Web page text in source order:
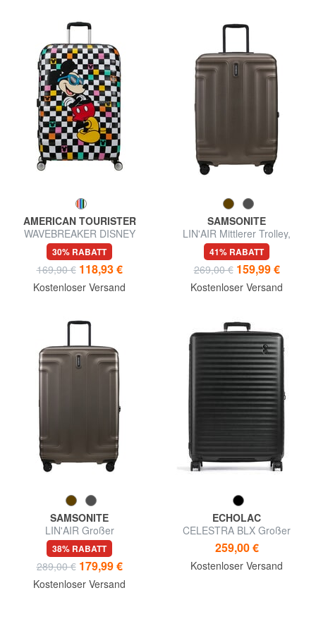
AMERICAN TOURISTER
WAVEBREAKER DISNEY
Großer Trolley
30% RABATT
169,90 € 118,93 €
Kostenloser Versand
SAMSONITE
LIN'AIR Mittlerer Trolley,
ausziehbar
41% RABATT
269,00 € 159,99 €
Kostenloser Versand
SAMSONITE
LIN'AIR Großer
Einkaufswagen
38% RABATT
289,00 € 179,99 €
Kostenloser Versand
ECHOLAC
CELESTRA BLX Großer
erweiterbarer Trolley
259,00 €
Kostenloser Versand